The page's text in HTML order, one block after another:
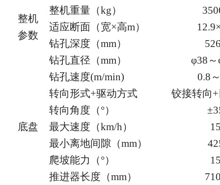
整机
参数
整机重量（kg）
适应断面（宽×高m）
钻孔深度（mm）
钻孔直径（mm）
φ38
钻孔速度(m/min) 0.8
底盘
转向形式+驱动方式 铰接转向
转向角度（°）
最大速度（km/h）
最小离地间隙（mm）
爬坡能力（°）
推进器长度（mm）